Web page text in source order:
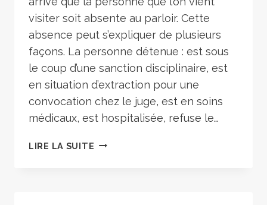
visiter soit absente au parloir. Cette
absence peut s’expliquer de plusieurs
façons. La personne détenue : est sous
le coup d’une sanction disciplinaire, est
en situation d’extraction pour une
convocation chez le juge, est en soins
médicaux, est hospitalisée, refuse le…
LIRE LA SUITE